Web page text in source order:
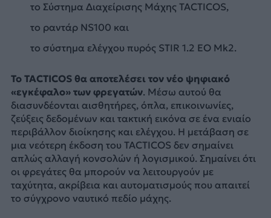
το Σύστημα Διαχείρισης Μάχης TACTICOS,
το ραντάρ NS100 και
το σύστημα ελέγχου πυρός STIR 1.2 EO Mk2.
Το TACTICOS θα αποτελέσει τον νέο ψηφιακό
«εγκέφαλο» των φρεγατών. Μέσω αυτού θα
διασυνδέονται αισθητήρες, όπλα, επικοινωνίες,
ζεύξεις δεδομένων και τακτική εικόνα σε ένα ενιαίο
περιβάλλον διοίκησης και ελέγχου. Η μετάβαση σε
μια νεότερη έκδοση του TACTICOS δεν σημαίνει
απλώς αλλαγή κονσολών ή λογισμικού. Σημαίνει ότι
οι φρεγάτες θα μπορούν να λειτουργούν με
ταχύτητα, ακρίβεια και αυτοματισμούς που απαιτεί
το σύγχρονο ναυτικό πεδίο μάχης.